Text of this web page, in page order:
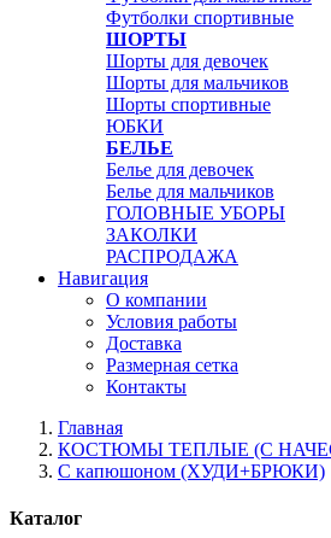
Футболки спортивные
ШОРТЫ
Шорты для девочек
Шорты для мальчиков
Шорты спортивные
ЮБКИ
БЕЛЬЕ
Белье для девочек
Белье для мальчиков
ГОЛОВНЫЕ УБОРЫ
ЗАКОЛКИ
РАСПРОДАЖА
Навигация
О компании
Условия работы
Доставка
Размерная сетка
Контакты
Главная
КОСТЮМЫ ТЕПЛЫЕ (С
С капюшоном (ХУДИ+БРЮКИ)
Каталог